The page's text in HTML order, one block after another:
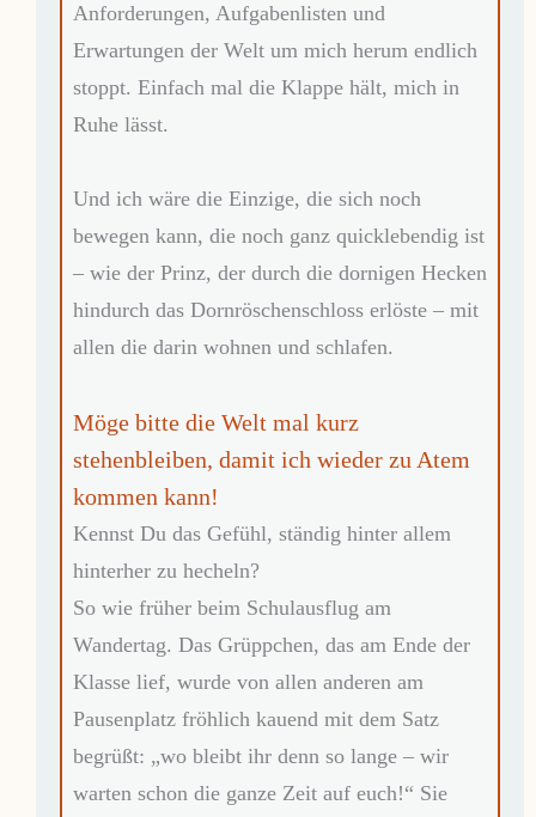
Anforderungen, Aufgabenlisten und
Erwartungen der Welt um mich herum endlich
stoppt. Einfach mal die Klappe hält, mich in
Ruhe lässt.
Und ich wäre die Einzige, die sich noch
bewegen kann, die noch ganz quicklebendig ist
– wie der Prinz, der durch die dornigen Hecken
hindurch das Dornröschenschloss erlöste – mit
allen die darin wohnen und schlafen.
Möge bitte die Welt mal kurz
stehenbleiben, damit ich wieder zu Atem
kommen kann!
Kennst Du das Gefühl, ständig hinter allem
hinterher zu hecheln?
So wie früher beim Schulausflug am
Wandertag. Das Grüppchen, das am Ende der
Klasse lief, wurde von allen anderen am
Pausenplatz fröhlich kauend mit dem Satz
begrüßt: „wo bleibt ihr denn so lange – wir
warten schon die ganze Zeit auf euch!“ Sie